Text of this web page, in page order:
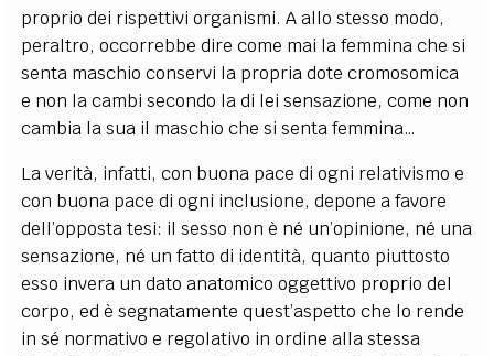
proprio dei rispettivi organismi. A allo stesso modo,
peraltro, occorrebbe dire come mai la femmina che si
senta maschio conservi la propria dote cromosomica
e non la cambi secondo la di lei sensazione, come non
cambia la sua il maschio che si senta femmina…
La verità, infatti, con buona pace di ogni relativismo e
con buona pace di ogni inclusione, depone a favore
dell’opposta tesi: il sesso non è né un’opinione, né una
sensazione, né un fatto di identità, quanto piuttosto
esso invera un dato anatomico oggettivo proprio del
corpo, ed è segnatamente quest’aspetto che lo rende
in sé normativo e regolativo in ordine alla stessa